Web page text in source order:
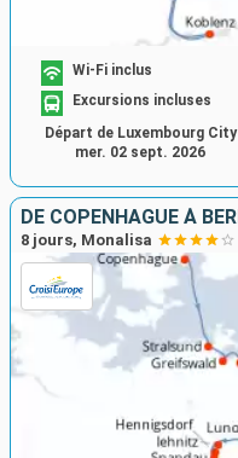
Wi-Fi inclus
Excursions incluses
Départ de Luxembourg City
mer. 02 sept. 2026
8 jours, Monalisa